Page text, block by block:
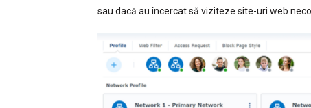
sau dacă au încercat să viziteze site-uri web